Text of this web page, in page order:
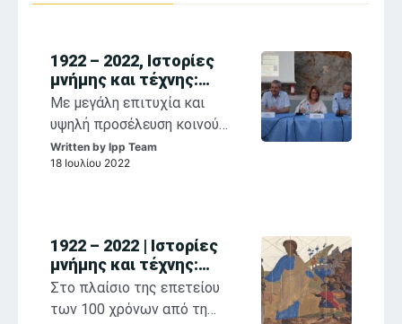
1922 – 2022, Ιστορίες
μνήμης και τέχνης:
αναστοχασμοί στη
θρησκευτική ζωγραφική
των Παπαλουκά,
Κόντογλου, Βασιλείου
Με μεγάλη επιτυχία και
υψηλή προσέλευση κοινού
συνεχίζονται η έκθεση
«1922-2022, Σ. Παπαλουκάς,
εκδηλώσεις που
φιλοξενούνται στο Ιστορικό
Αρχείο Μουσείο Ύδρας στο
πλαίσιο της επετείου των
Written by Ipp Team
18 Ιουλίου 2022
1922 – 2022 | Ιστορίες
μνήμης και τέχνης:
Aναστοχασμοί στη
θρησκευτική ζωγραφική
Στο πλαίσιο της επετείου
των 100 χρόνων από τη